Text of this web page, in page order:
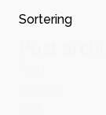
Sortering